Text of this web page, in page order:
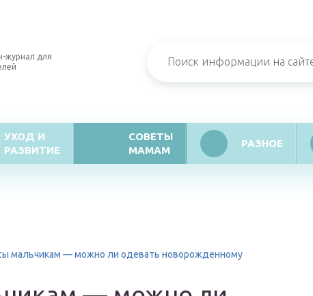
журнал для
УХОД И
РАЗВИТИЕ
СОВЕТЫ
МАМАМ
РАЗНОЕ
мальчикам — можно ли одевать новорожденному